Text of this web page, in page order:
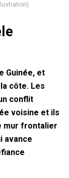
Guinée, et
côte. Les
conflit
voisine et ils
mur frontalier
avance